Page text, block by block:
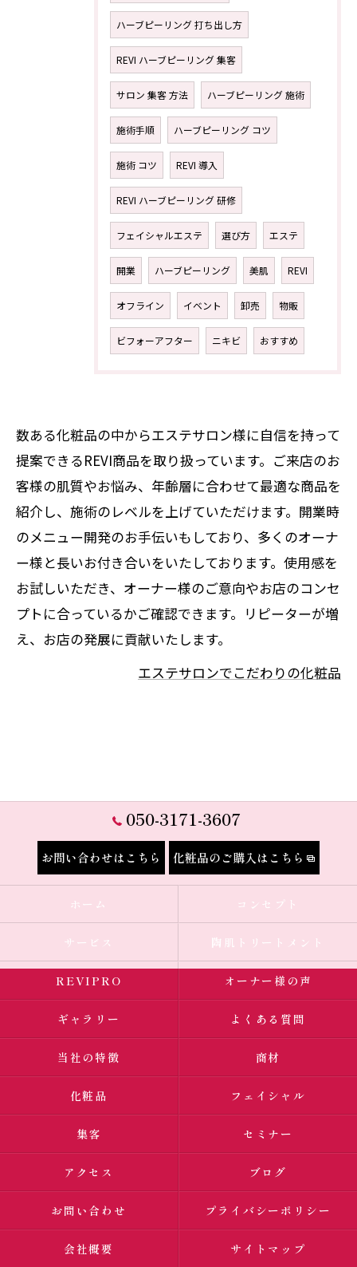
ハーブピーリング 打ち出し方
REVI ハーブピーリング 集客
サロン 集客 方法 ハーブピーリング 施術
施術手順 ハーブピーリング コツ
施術 コツ REVI 導入
REVI ハーブピーリング 研修
フェイシャルエステ 選び方 エステ
開業 ハーブピーリング 美肌 REVI
オフライン イベント 卸売 物販
ビフォーアフター ニキビ おすすめ
数ある化粧品の中からエステサロン様に自信を持って
提案できるREVI商品を取り扱っています。ご来店のお
客様の肌質やお悩み、年齢層に合わせて最適な商品を
紹介し、施術のレベルを上げていただけます。開業時
のメニュー開発のお手伝いもしており、多くのオーナ
ー様と長いお付き合いをいたしております。使用感を
お試しいただき、オーナー様のご意向やお店のコンセ
プトに合っているかご確認できます。リピーターが増
え、お店の発展に貢献いたします。
エステサロンでこだわりの化粧品
050-3171-3607
お問い合わせはこちら 化粧品のご購入はこちら
ホーム コンセプト
サービス 陶肌トリートメント
REVIPRO オーナー様の声
ギャラリー よくある質問
当社の特徴 商材
化粧品 フェイシャル
集客 セミナー
アクセス ブログ
お問い合わせ プライバシーポリシー
会社概要 サイトマップ